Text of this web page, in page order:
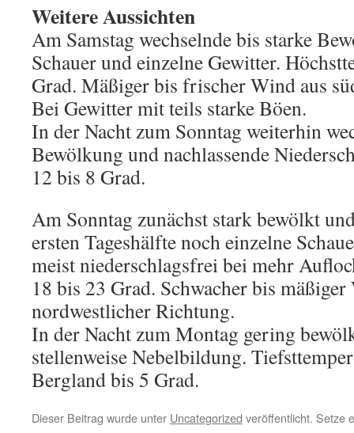
Weitere Aussichten
Am Samstag wechselnde bis starke
Schauer und einzelne Gewitter.
Grad. Mäßiger bis frischer Wind aus
Bei Gewitter mit teils starke Böen.
In der Nacht zum Sonntag weiterhin
Bewölkung und nachlassende
12 bis 8 Grad.
Am Sonntag zunächst stark bewölkt
ersten Tageshälfte noch einzelne
meist niederschlagsfrei bei mehr
18 bis 23 Grad. Schwacher bis
nordwestlicher Richtung.
In der Nacht zum Montag gering
stellenweise Nebelbildung.
Bergland bis 5 Grad.
Dieser Beitrag wurde unter Uncategorized veröffentlicht. Setze